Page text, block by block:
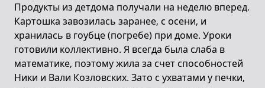
Продукты из детдома получали на неделю вперед.
Картошка завозилась заранее, с осени, и
хранилась в гоубце (погребе) при доме. Уроки
готовили коллективно. Я всегда была слаба в
математике, поэтому жила за счет способностей
Ники и Вали Козловских. Зато с ухватами у печки,